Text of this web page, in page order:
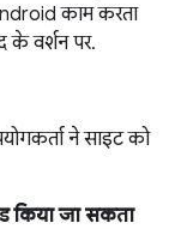
काम करता
के वर्शन पर.
ने साइट को
किया जा सकता